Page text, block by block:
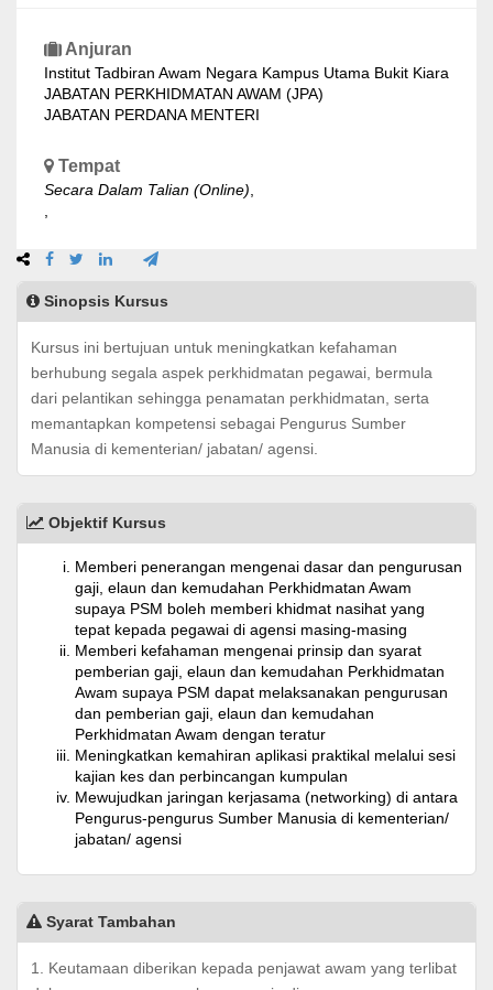
Anjuran
Institut Tadbiran Awam Negara Kampus Utama Bukit Kiara
JABATAN PERKHIDMATAN AWAM (JPA)
JABATAN PERDANA MENTERI
Tempat
Secara Dalam Talian (Online)
Sinopsis Kursus
Kursus ini bertujuan untuk meningkatkan kefahaman
berhubung segala aspek perkhidmatan pegawai, bermula
dari pelantikan sehingga penamatan perkhidmatan, serta
memantapkan kompetensi sebagai Pengurus Sumber
Manusia di kementerian/ jabatan/ agensi.
Objektif Kursus
Memberi penerangan mengenai dasar dan pengurusan
gaji, elaun dan kemudahan Perkhidmatan Awam
supaya PSM boleh memberi khidmat nasihat yang
tepat kepada pegawai di agensi masing-masing
Memberi kefahaman mengenai prinsip dan syarat
pemberian gaji, elaun dan kemudahan Perkhidmatan
Awam supaya PSM dapat melaksanakan pengurusan
dan pemberian gaji, elaun dan kemudahan
Perkhidmatan Awam dengan teratur
Meningkatkan kemahiran aplikasi praktikal melalui sesi
kajian kes dan perbincangan kumpulan
Mewujudkan jaringan kerjasama (networking) di antara
Pengurus-pengurus Sumber Manusia di kementerian/
jabatan/ agensi
Syarat Tambahan
1. Keutamaan diberikan kepada penjawat awam yang terlibat